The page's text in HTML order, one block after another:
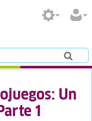
Un
1